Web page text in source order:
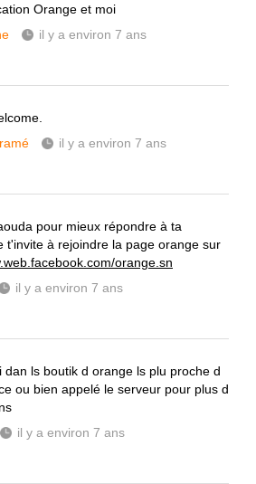
Orange et moi
il y a environ 7 ans
il y a environ 7 ans
pour mieux répondre à ta
t'invite à rejoindre la page orange sur
orange.sn
il y a environ 7 ans
dan ls boutik d orange ls plu proche d
ou bien appelé le serveur pour plus d
il y a environ 7 ans